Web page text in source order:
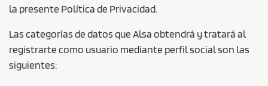
la presente Política de Privacidad.
Las categorías de datos que Alsa obtendrá y tratará al
registrarte como usuario mediante perfil social son las
siguientes: